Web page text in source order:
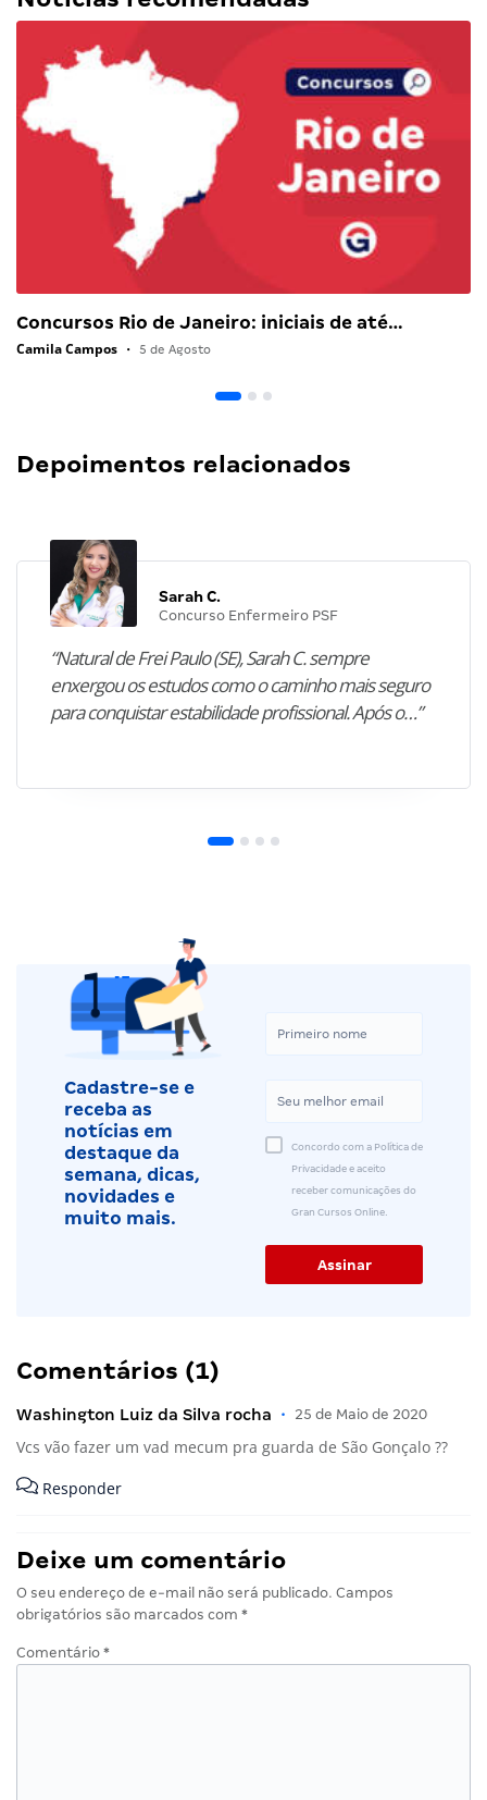
Concursos Rio de Janeiro: iniciais de até…
Camila Campos • 5 de Agosto
Depoimentos relacionados
Sarah C.
Concurso Enfermeiro PSF
“Natural de Frei Paulo (SE), Sarah C. sempre
enxergou os estudos como o caminho mais seguro
para conquistar estabilidade profissional. Após o…”
Cadastre-se e
receba as
notícias em
destaque da
semana, dicas,
novidades e
muito mais.
Concordo com a Política de
Privacidade e aceito
receber comunicações do
Gran Cursos Online.
Comentários (1)
Washington Luiz da Silva rocha • 25 de Maio de 2020
Vcs vão fazer um vad mecum pra guarda de São Gonçalo ??
Responder
Deixe um comentário
O seu endereço de e-mail não será publicado. Campos
obrigatórios são marcados com *
Comentário *